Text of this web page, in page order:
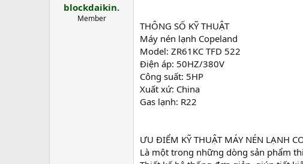
e
blockdaikin.
Member
THÔNG SỐ KỸ THUẬT
Máy nén lạnh Copeland
Model: ZR61KC TFD 522
Điện áp: 50HZ/380V
Công suất: 5HP
Xuất xứ: China
Gas lạnh: R22
ƯU ĐIỂM KỸ THUẬT MÁY NÉN LẠNH
Là một trong những dòng sản phẩm